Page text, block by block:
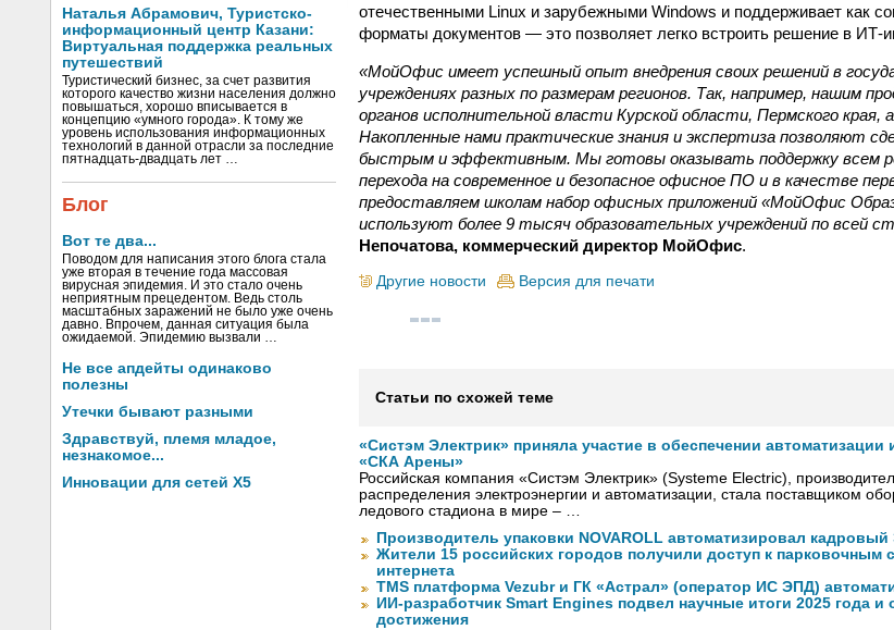
Наталья Абрамович, Туристско-
информационный центр Казани:
Виртуальная поддержка реальных
путешествий
Туристический бизнес, за счет развития
которого качество жизни населения должно
повышаться, хорошо вписывается в
концепцию «умного города». К тому же
уровень использования информационных
технологий в данной отрасли за последние
пятнадцать-двадцать лет …
Блог
Вот те два...
Поводом для написания этого блога стала
уже вторая в течение года массовая
вирусная эпидемия. И это стало очень
неприятным прецедентом. Ведь столь
масштабных заражений не было уже очень
давно. Впрочем, данная ситуация была
ожидаемой. Эпидемию вызвали …
Не все апдейты одинаково
полезны
Утечки бывают разными
Здравствуй, племя младое,
незнакомое...
Инновации для сетей X5
отечественными Linux и зарубежными Windows и поддерживает как
форматы документов — это позволяет легко встроить решение в
«МойОфис имеет успешный опыт внедрения своих решений в
учреждениях разных по размерам регионов. Так, например, нашим
органов исполнительной власти Курской области, Пермского
Накопленные нами практические знания и экспертиза позволяют
быстрым и эффективным. Мы готовы оказывать поддержку всем
перехода на современное и безопасное офисное ПО и в качестве
предоставляем школам набор офисных приложений «МойОфис
используют более 9 тысяч образовательных учреждений по всей
Непочатова, коммерческий директор МойОфис.
Другие новости Версия для печати
Статьи по схожей теме
«Систэм Электрик» приняла участие в обеспечении автоматизации
«СКА Арены»
Российская компания «Систэм Электрик» (Systeme Electric),
распределения электроэнергии и автоматизации, стала поставщиком
ледового стадиона в мире – …
Производитель упаковки NOVAROLL автоматизировал
Жители 15 российских городов получили доступ к парковочным
интернета
TMS платформа Vezubr и ГК «Астрал» (оператор ИС ЭПД)
ИИ-разработчик Smart Engines подвел научные итоги 2025 года
достижения